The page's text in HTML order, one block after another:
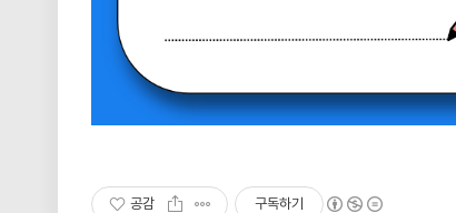
공감 구독하기